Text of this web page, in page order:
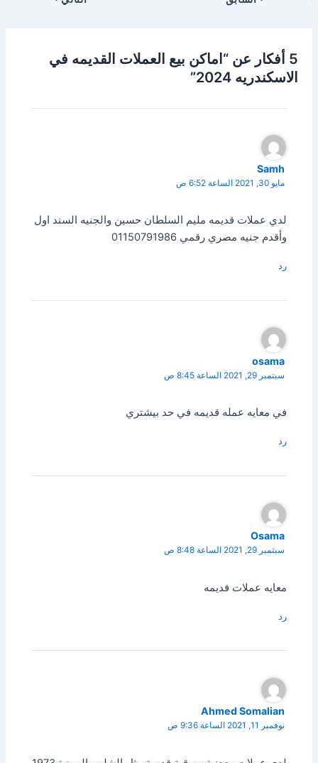
5 أفكار عن “اماكن بيع العملات القديمه في
الاسكندريه 2024”
Samh
مايو 30, 2021 الساعة 6:52 ص
لدي عملات قديمه مليم السلطان حسين والجنيه السند اول
وأقدم جنيه مصري رقمي 01150791986
رد
osama
سبتمبر 29, 2021 الساعة 8:45 ص
في معايه عمله قديمه في حد بيشتري
رد
Osama
سبتمبر 29, 2021 الساعة 8:48 ص
معايه عملات قديمه
رد
Ahmed Somalian
نوفمبر 11, 2021 الساعة 9:36 ص